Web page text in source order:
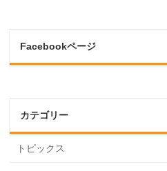
Facebookページ
カテゴリー
トピックス